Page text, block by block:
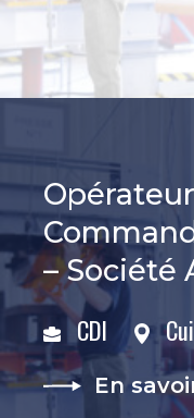
– Société
CDI
En